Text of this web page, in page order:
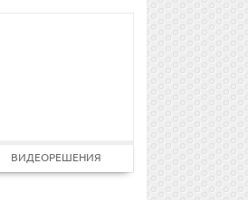
ВИДЕОРЕШЕНИЯ